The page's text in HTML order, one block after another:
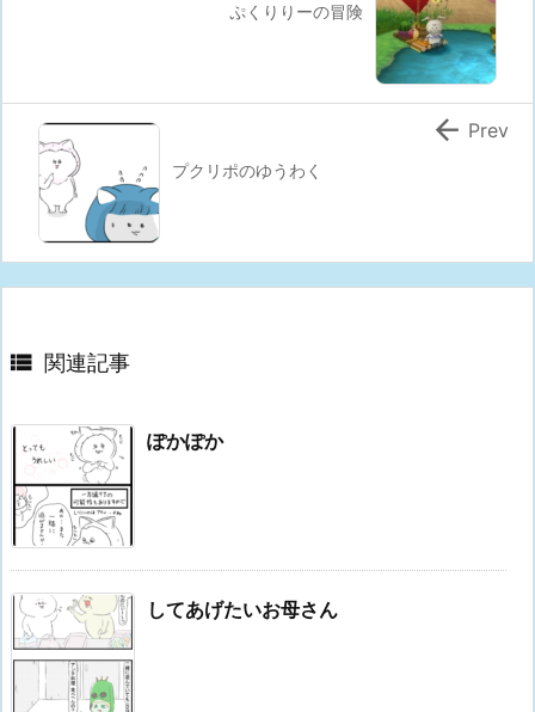
ぷくりりーの冒険
プクリポのゆうわく
 Prev
 関連記事
ぽかぽか
してあげたいお母さん